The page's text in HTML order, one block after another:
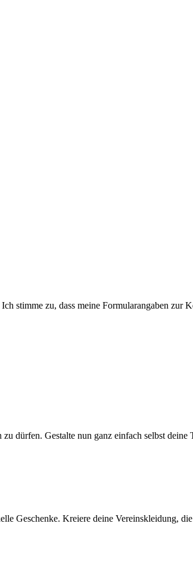
stimme zu, dass meine Formularangaben zur
dürfen. Gestalte nun ganz einfach selbst
Geschenke. Kreiere deine Vereinskleidung,